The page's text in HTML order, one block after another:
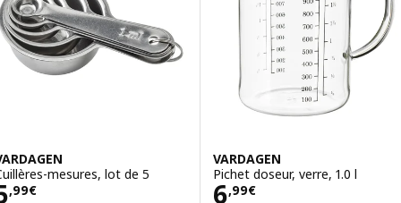
mesures, lot de 5
,99€5,99€
VARDAGEN
Pichet doseur, verre, 1.0 l
6,99€
Prix 6,99€